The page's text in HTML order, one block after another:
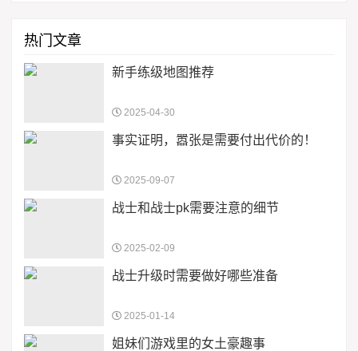
热门文章
新手练级地图推荐
2025-04-30
事实证明，嚣张是需要付出代价的！
2025-09-07
战士和战士pk需要注意的细节
2025-02-09
战士升级时需要做好哪些准备
2025-01-14
姐妹们游戏里的女土豪趣事